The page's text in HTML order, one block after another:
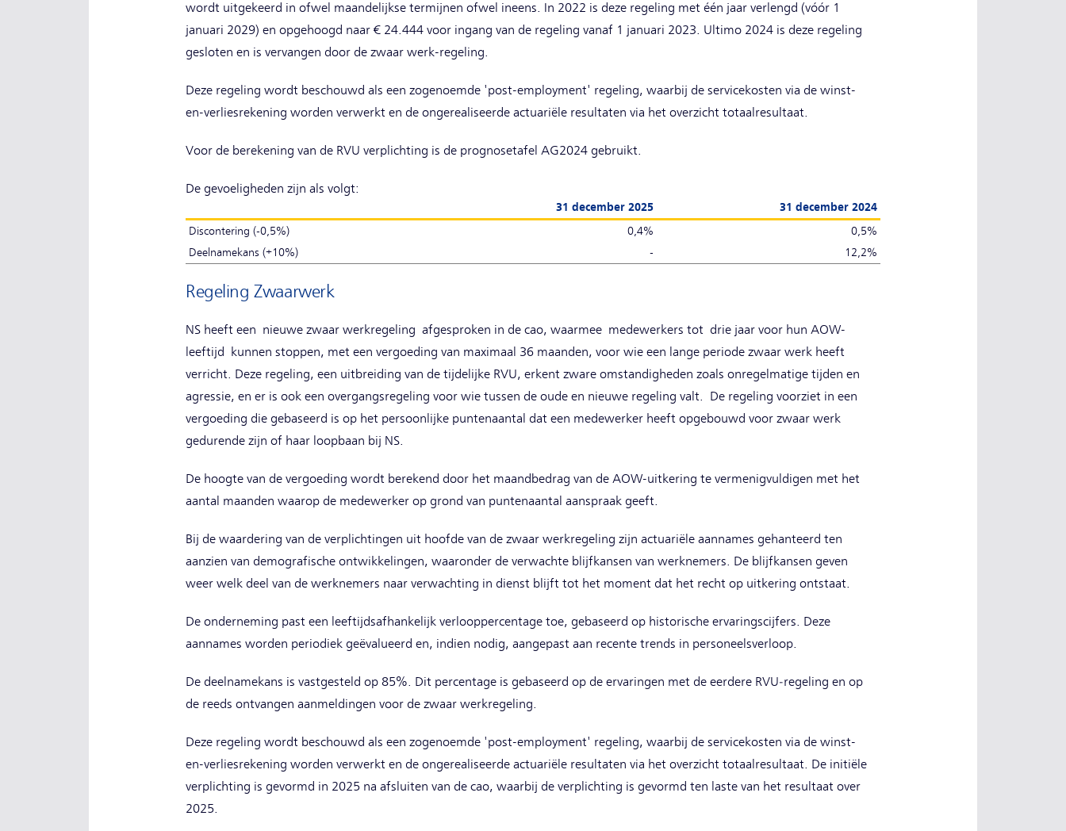
wordt uitgekeerd in ofwel maandelijkse termijnen ofwel ineens. In 2022 is deze regeling met één jaar verlengd (vóór 1
januari 2029) en opgehoogd naar € 24.444 voor ingang van de regeling vanaf 1 januari 2023. Ultimo 2024 is deze regeling
gesloten en is vervangen door de zwaar werk-regeling.
Deze regeling wordt beschouwd als een zogenoemde 'post-employment' regeling, waarbij de servicekosten via de winst-
en-verliesrekening worden verwerkt en de ongerealiseerde actuariële resultaten via het overzicht totaalresultaat.
Voor de berekening van de RVU verplichting is de prognosetafel AG2024 gebruikt.
De gevoeligheden zijn als volgt:
31 december 2025
31 december 2024
Discontering (-0,5%)
0,4%
0,5%
Deelnamekans (+10%)
- 12,2%
Regeling Zwaarwerk
NS heeft een nieuwe zwaar werkregeling afgesproken in de cao, waarmee medewerkers tot drie jaar voor hun AOW-
leeftijd kunnen stoppen, met een vergoeding van maximaal 36 maanden, voor wie een lange periode zwaar werk heeft
verricht. Deze regeling, een uitbreiding van de tijdelijke RVU, erkent zware omstandigheden zoals onregelmatige tijden en
agressie, en er is ook een overgangsregeling voor wie tussen de oude en nieuwe regeling valt. De regeling voorziet in een
vergoeding die gebaseerd is op het persoonlijke puntenaantal dat een medewerker heeft opgebouwd voor zwaar werk
gedurende zijn of haar loopbaan bij NS.
De hoogte van de vergoeding wordt berekend door het maandbedrag van de AOW-uitkering te vermenigvuldigen met het
aantal maanden waarop de medewerker op grond van puntenaantal aanspraak geeft.
Bij de waardering van de verplichtingen uit hoofde van de zwaar werkregeling zijn actuariële aannames gehanteerd ten
aanzien van demografische ontwikkelingen, waaronder de verwachte blijfkansen van werknemers. De blijfkansen geven
weer welk deel van de werknemers naar verwachting in dienst blijft tot het moment dat het recht op uitkering ontstaat.
De onderneming past een leeftijdsafhankelijk verlooppercentage toe, gebaseerd op historische ervaringscijfers. Deze
aannames worden periodiek geëvalueerd en, indien nodig, aangepast aan recente trends in personeelsverloop.
De deelnamekans is vastgesteld op 85%. Dit percentage is gebaseerd op de ervaringen met de eerdere RVU‑regeling en op
de reeds ontvangen aanmeldingen voor de zwaar werkregeling.
Deze regeling wordt beschouwd als een zogenoemde 'post-employment' regeling, waarbij de servicekosten via de winst-
en-verliesrekening worden verwerkt en de ongerealiseerde actuariële resultaten via het overzicht totaalresultaat. De initiële
verplichting is gevormd in 2025 na afsluiten van de cao, waarbij de verplichting is gevormd ten laste van het resultaat over
2025.